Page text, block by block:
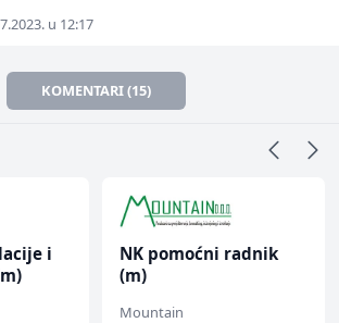
u 12:17
KOMENTARI (15)
i
NK pomoćni radnik
(m)
Mountain